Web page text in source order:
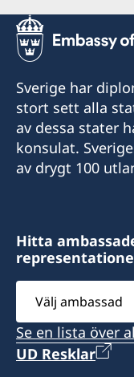
Sverige har
stort sett alla
av dessa stater
konsulat.
av drygt 100
Hitta
Välj
ambassad
Se en lista över
UD Resklar